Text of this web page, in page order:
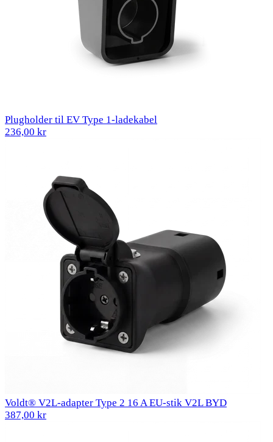
Plugholder til EV Type 1-ladekabel
236,00 kr
Voldt® V2L-adapter Type 2 16 A EU-stik V2L BYD
387,00 kr